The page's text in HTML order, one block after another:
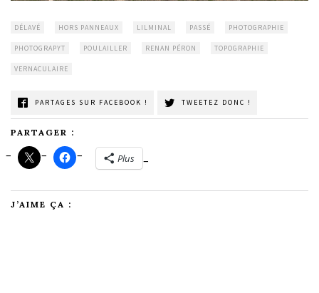
DÉLAVÉ HORS PANNEAUX LILMINAL PASSÉ PHOTOGRAPHIE
PHOTOGRAPYT POULAILLER RENAN PÉRON TOPOGRAPHIE
VERNACULAIRE
PARTAGES SUR FACEBOOK ! TWEETEZ DONC !
PARTAGER :
Plus
J’AIME ÇA :